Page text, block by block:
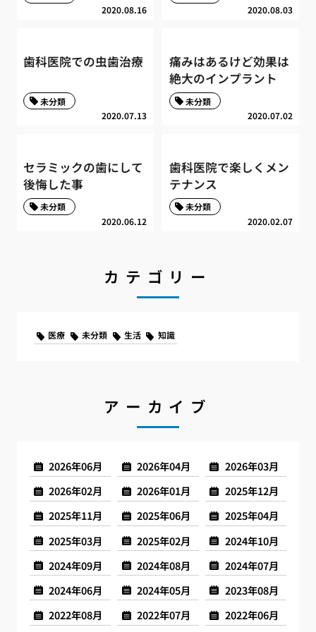
2020.08.16 2020.08.03
歯科医院での虫歯治療
2020.07.13
未分類
痛みはあるけど効果は
絶大のインプラント
2020.07.02
未分類
セラミックの歯にして
後悔した事
2020.06.12
未分類
歯科医院で楽しくメン
テナンス
2020.02.07
未分類
カテゴリー
医療 未分類 生活 知識
アーカイブ
2026年06月 2026年04月
2026年03月
2026年02月
2026年01月
2025年12月
2025年11月
2025年06月
2025年04月
2025年03月
2025年02月
2024年10月
2024年09月
2024年08月
2024年07月
2024年06月
2024年05月
2023年08月
2022年08月
2022年07月 2022年06月